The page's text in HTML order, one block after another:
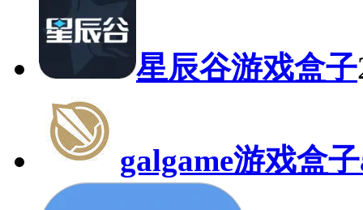
星辰谷游戏盒子
galgame游戏盒